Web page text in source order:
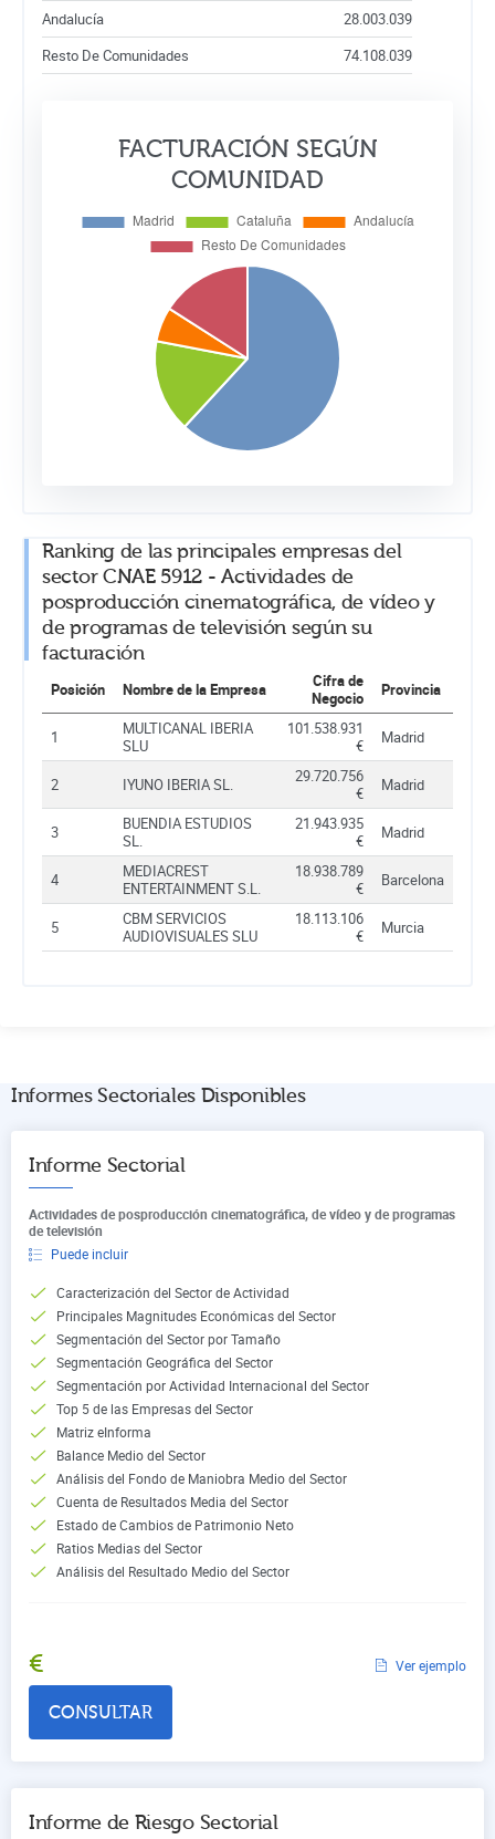
Andalucía
28.003.039
Resto De Comunidades
74.108.039
FACTURACIÓN SEGÚN
COMUNIDAD
Ranking de las principales empresas del
sector CNAE 5912 - Actividades de
posproducción cinematográfica, de vídeo y
de programas de televisión según su
facturación
Posición Nombre de la Empresa
Cifra de
Negocio
Provincia
1
MULTICANAL IBERIA
SLU
101.538.931
€
Madrid
2 IYUNO IBERIA SL.
29.720.756
€
Madrid
3
BUENDIA ESTUDIOS
SL.
21.943.935
€
Madrid
4
MEDIACREST
ENTERTAINMENT S.L.
18.938.789
€
Barcelona
5
CBM SERVICIOS
AUDIOVISUALES SLU
18.113.106
€
Murcia
Informes Sectoriales Disponibles
Informe Sectorial
Actividades de posproducción cinematográfica, de vídeo y de programas
de televisión
Puede incluir
Caracterización del Sector de Actividad
Principales Magnitudes Económicas del Sector
Segmentación del Sector por Tamaño
Segmentación Geográfica del Sector
Segmentación por Actividad Internacional del Sector
Top 5 de las Empresas del Sector
Matriz eInforma
Balance Medio del Sector
Análisis del Fondo de Maniobra Medio del Sector
Cuenta de Resultados Media del Sector
Estado de Cambios de Patrimonio Neto
Ratios Medias del Sector
Análisis del Resultado Medio del Sector
€ Ver ejemplo
CONSULTAR
Informe de Riesgo Sectorial